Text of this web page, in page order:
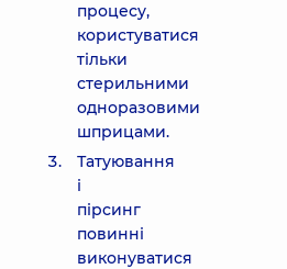
процесу,
користуватися
тільки
стерильними
одноразовими
шприцами.
Татуювання
і
пірсинг
повинні
виконуватися